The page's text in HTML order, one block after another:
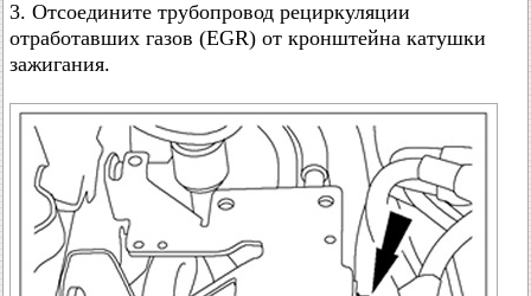
3. Отсоедините трубопровод рециркуляции
отработавших газов (EGR) от кронштейна катушки
зажигания.